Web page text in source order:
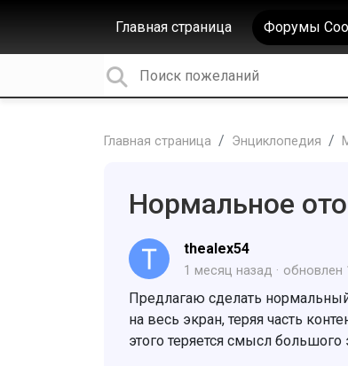
Главная страница Форумы
Главная страница Энциклопедия
Нормальное
thealex54
1 месяц назад обновлен
Предлагаю сделать
на весь экран, теряя часть
этого теряется смысл